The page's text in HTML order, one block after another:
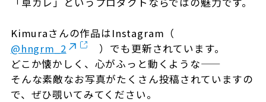
Kimuraさんの作品はInstagram（
@hngrm_2
）でも更新されています。
どこか懐かしく、心がふっと動くような——
そんな素敵なお写真がたくさん投稿されていますの
で、ぜひ覗いてみてください。